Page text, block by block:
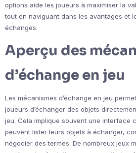
options aide les joueurs à maximiser la
tout en naviguant dans les avantages et
échanges.
Aperçu des
d’échange en jeu
Les mécanismes d’échange en jeu
joueurs d’échanger des objets
jeu. Cela implique souvent une interface
peuvent lister leurs objets à échanger,
négocier des termes. De nombreux jeux